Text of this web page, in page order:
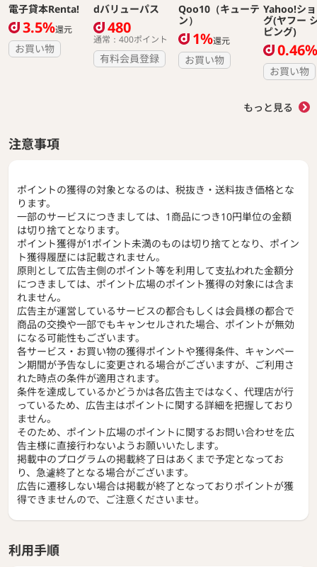
電子貸本Renta!
3.5%還元
お買い物
dバリューパス
480
通常：400ポイント
有料会員登録
Qoo10（キューテ
ン）
1%還元
お買い物
Yahoo!シ
グ(ヤフー
ピング)
0.46%
お買い物
もっと見る
注意事項
ポイントの獲得の対象となるのは、税抜き・送料抜き価格とな
ります。
一部のサービスにつきましては、1商品につき10円単位の金額
は切り捨てとなります。
ポイント獲得が1ポイント未満のものは切り捨てとなり、ポイン
ト獲得履歴には記載されません。
原則として広告主側のポイント等を利用して支払われた金額分
につきましては、ポイント広場のポイント獲得の対象には含ま
れません。
広告主が運営しているサービスの都合もしくは会員様の都合で
商品の交換や一部でもキャンセルされた場合、ポイントが無効
になる可能性もございます。
各サービス・お買い物の獲得ポイントや獲得条件、キャンペー
ン期間が予告なしに変更される場合がございますが、ご利用さ
れた時点の条件が適用されます。
条件を達成しているかどうかは各広告主ではなく、代理店が行
っているため、広告主はポイントに関する詳細を把握しており
ません。
そのため、ポイント広場のポイントに関するお問い合わせを広
告主様に直接行わないようお願いいたします。
掲載中のプログラムの掲載終了日はあくまで予定となってお
り、急遽終了となる場合がございます。
広告に遷移しない場合は掲載が終了となっておりポイントが獲
得できませんので、ご注意くださいませ。
利用手順